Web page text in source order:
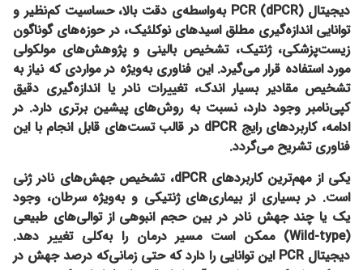
دیجیتال PCR (dPCR) به‌واسطه‌ی دقت بالا، حساسیت کم‌نظیر و
توانایی اندازه‌گیری مطلق اسیدهای نوکلئیک، در حوزه‌های گوناگون
زیست‌پزشکی، ژنتیک، تشخیص بالینی و پژوهش‌های مولکولی
مورد استفاده قرار می‌گیرد. این فناوری به‌ویژه در مواردی که نیاز به
تشخیص مقادیر بسیار اندک، تغییرات نادر یا اندازه‌گیری دقیق
کپی‌نامبر وجود دارد، نسبت به روش‌های پیشین برتری دارد. در
ادامه، کاربردهای رایج dPCR در قالب تست‌های قابل انجام با این
فناوری تشریح می‌گردد.
یکی از مهم‌ترین کاربردهای dPCR،
تشخیص جهش‌های نادر ژنی
است. در بسیاری از بیماری‌های ژنتیکی و به‌ویژه سرطان، وجود
یک یا چند جهش نادر در بین حجم انبوهی از توالی‌های طبیعی
(Wild-type) ممکن است مسیر درمان را به‌کلی تغییر دهد.
دیجیتال PCR این توانایی را دارد که حتی زمانی‌که درصد جهش در